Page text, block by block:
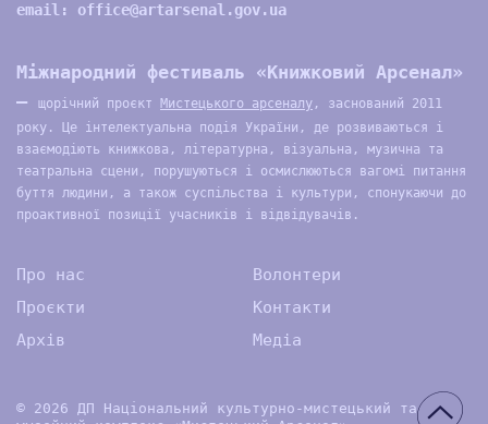
email: office@artarsenal.gov.ua
Міжнародний фестиваль «Книжковий Арсенал»
—
щорічний проєкт Мистецького арсеналу , заснований 2011
року. Це інтелектуальна подія України, де розвиваються і
взаємодіють книжкова, літературна, візуальна, музична та
театральна сцени, порушуються і осмислюються вагомі питання
буття людини, а також суспільства і культури, спонукаючи до
проактивної позиції учасників і відвідувачів.
Про нас
Проєкти
Архів
Волонтери
Контакти
Медіа
© 2026 ДП Національний культурно-мистецький та